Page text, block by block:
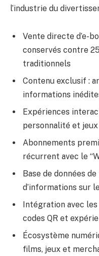
l’industrie du
Vente directe d’e-
conservés contre
traditionnels
Contenu exclusif :
informations
Expériences
personnalité et jeux
Abonnements
récurrent avec le
Base de données
d’informations sur
Intégration avec
codes QR et
Écosystème
films, jeux et